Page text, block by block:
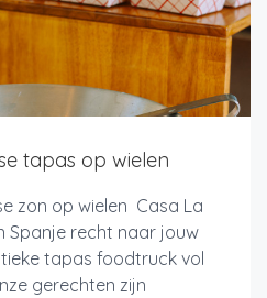
tapas op wielen
zon op wielen Casa La
Spanje recht naar jouw
tapas foodtruck vol
gerechten zijn